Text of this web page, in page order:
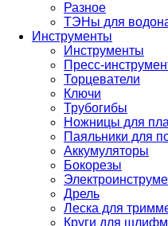
Разное
ТЭНы для
Инструменты
Инструменты
Пресс-
Торцеватели
Ключи
Трубогибы
Ножницы для
Паяльники для
Аккумуляторы
Бокорезы
Дрель
Леска для
Круги для